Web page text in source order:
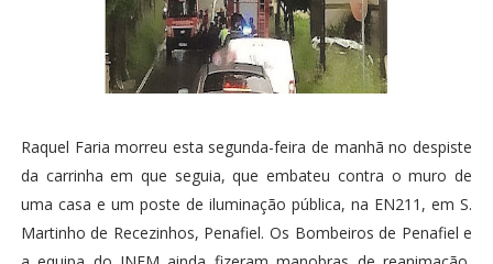
Raquel Faria morreu esta segunda-feira de manhã no despiste
da carrinha em que seguia, que embateu contra o muro de
uma casa e um poste de iluminação pública, na EN211, em S.
Martinho de Recezinhos, Penafiel. Os Bombeiros de Penafiel e